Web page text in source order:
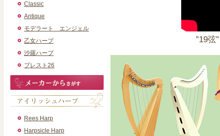
Classic
Antique
モデラート エンジェル
乙女ハープ
沙羅ハープ
プレスト26
Rees Harp
Harpsicle Harp